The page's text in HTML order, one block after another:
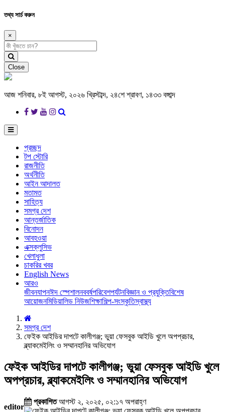
তথ্য সার্চ করুন
×
Close
আজ শনিবার, ৮ই আগস্ট, ২০২৬ খ্রিস্টাব্দ, ২৪শে শ্রাবণ, ১৪৩৩ বঙ্গাব্দ
প্রচ্ছদ
টপ স্টোরি
রাজনীতি
অর্থনীতি
আইন আদালত
মতামত
সাহিত্য
সমগ্র দেশ
আন্তর্জাতিক
বিনোদন
আবহওয়া
এক্সক্লুসিভ
খেলাধুলা
চাকরির খবর
English News
আরও
জীবনযাপনঈদ স্পেশালনববর্ষপরিবেশপর্যটনবিজ্ঞান ও প্রযুক্তিবিশেষ
আয়োজনমিডিয়ালিড নিউজশিক্ষাশিল্প-সংস্কৃতিস্বাস্থ্য
সমগ্র দেশ
ফেইক আইডির দাপটে কালীগঞ্জ; ভুয়া ফেসবুক আইডি খুলে অপপ্রচার,
ব্ল্যাকমেইলিং ও সম্মানহানির অভিযোগ
ফেইক আইডির দাপটে কালীগঞ্জ; ভুয়া ফেসবুক আইডি খুলে
অপপ্রচার, ব্ল্যাকমেইলিং ও সম্মানহানির অভিযোগ
editor
প্রকাশিতআগস্ট ২, ২০২৫, ০২:১৭ অপরাহ্ণ